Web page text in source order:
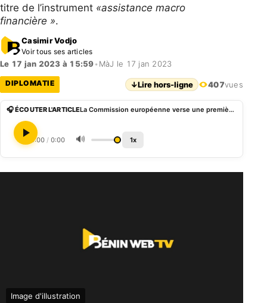
titre de l’instrument «assistance macro
financière ».
Casimir Vodjo
Voir tous ses articles
Le 17 jan 2023 à 15:59• MàJ le 17 jan 2023
DIPLOMATIE ↓Lire hors-ligne 407vues
🎧 ÉCOUTER L'ARTICLE La Commission européenne verse une première tranche de 3 milliards d’euros d’aide à l’Ukraine
0:00 / 0:00 🔊 1x
Image d'illustration